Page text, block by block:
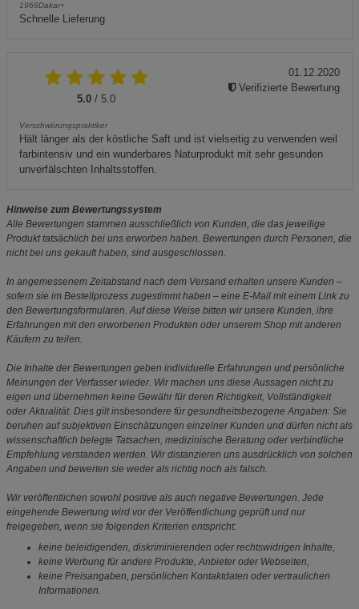
1968Dakar+
Schnelle Lieferung
5.0 / 5.0
Verschwörungspraktiker
Hält länger als der köstliche Saft und ist vielseitig zu verwenden weil
farbintensiv und ein wunderbares Naturprodukt mit sehr gesunden
unverfälschten Inhaltsstoffen.
01.12.2020
Verifizierte Bewertung
Hinweise zum Bewertungssystem
Alle Bewertungen stammen ausschließlich von Kunden, die das jeweilige
Produkt tatsächlich bei uns erworben haben. Bewertungen durch Personen, die
nicht bei uns gekauft haben, sind ausgeschlossen.
In angemessenem Zeitabstand nach dem Versand erhalten unsere Kunden –
sofern sie im Bestellprozess zugestimmt haben – eine E-Mail mit einem Link zu
den Bewertungsformularen. Auf diese Weise bitten wir unsere Kunden, ihre
Erfahrungen mit den erworbenen Produkten oder unserem Shop mit anderen
Käufern zu teilen.
Die Inhalte der Bewertungen geben individuelle Erfahrungen und persönliche
Meinungen der Verfasser wieder. Wir machen uns diese Aussagen nicht zu
eigen und übernehmen keine Gewähr für deren Richtigkeit, Vollständigkeit
oder Aktualität. Dies gilt insbesondere für gesundheitsbezogene Angaben: Sie
beruhen auf subjektiven Einschätzungen einzelner Kunden und dürfen nicht als
wissenschaftlich belegte Tatsachen, medizinische Beratung oder verbindliche
Empfehlung verstanden werden. Wir distanzieren uns ausdrücklich von solchen
Angaben und bewerten sie weder als richtig noch als falsch.
Wir veröffentlichen sowohl positive als auch negative Bewertungen. Jede
eingehende Bewertung wird vor der Veröffentlichung geprüft und nur
freigegeben, wenn sie folgenden Kriterien entspricht:
keine beleidigenden, diskriminierenden oder rechtswidrigen Inhalte,
keine Werbung für andere Produkte, Anbieter oder Webseiten,
keine Preisangaben, persönlichen Kontaktdaten oder vertraulichen
Informationen.